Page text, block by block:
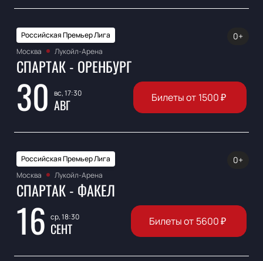
Российская Премьер Лига
Москва
Лукойл-Арена
СПАРТАК - ОРЕНБУРГ
30 вс, 17:30
АВГ
0+
Билеты от 1500₽
Российская Премьер Лига
Москва
Лукойл-Арена
СПАРТАК - ФАКЕЛ
16 ср, 18:30
СЕНТ
0+
Билеты от 5600₽